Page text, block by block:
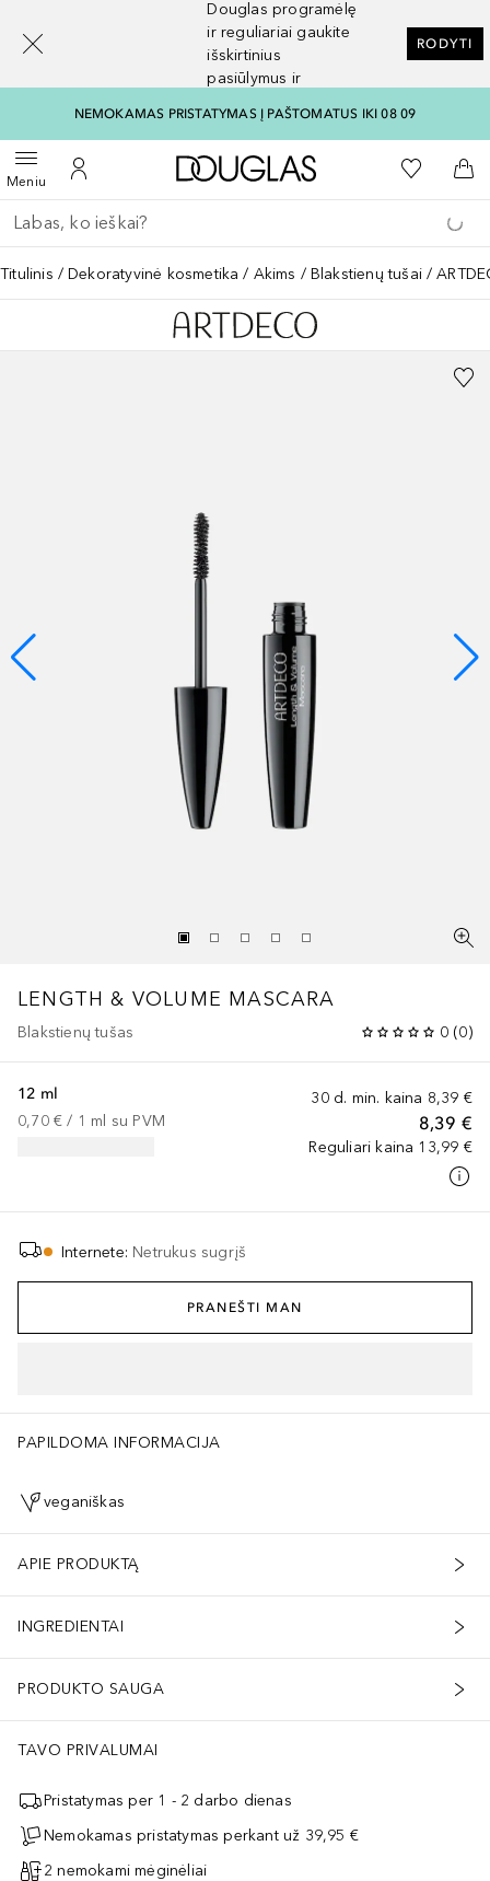
Douglas programėlę
ir reguliariai gaukite
išskirtinius
pasiūlymus ir
RODYTI
NEMOKAMAS PRISTATYMAS Į PAŠTOMATUS IKI 08 09
MeniuAtidaryti meniuĮ mano paskyrą
Į Douglas pagrindinį
Į mano
Į
Grįžk atgal
Vykdykite paiešką
Titulinis Dekoratyvinė kosmetika Akims Blakstienų tušai
LENGTH & VOLUME MASCARA
Blakstienų tušas 0 (0)
30 d. min. kaina 8,39 €
8,39 €
Reguliari kaina 13,99 €
12 ml
0,70 € / 1 ml su PVM
Internete: Netrukus sugrįš
PRANEŠTI MAN
PAPILDOMA INFORMACIJA
veganiškas
APIE PRODUKTĄ
INGREDIENTAI
PRODUKTO SAUGA
TAVO PRIVALUMAI
Pristatymas per 1 - 2 darbo dienas
Nemokamas pristatymas perkant už 39,95 €
2 nemokami mėginėliai
[navigation.slideout.screenreader]